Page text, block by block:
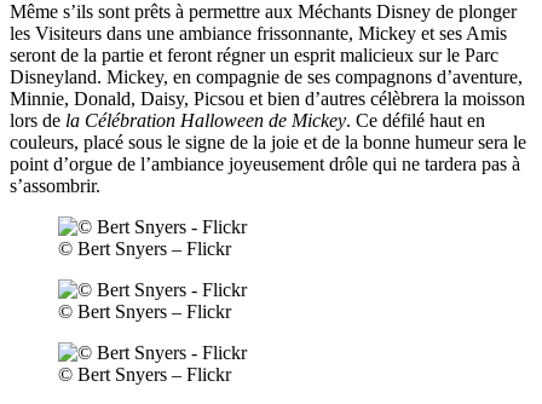
Même s’ils sont prêts à permettre aux Méchants Disney de plonger
les Visiteurs dans une ambiance frissonnante, Mickey et ses Amis
seront de la partie et feront régner un esprit malicieux sur le Parc
Disneyland. Mickey, en compagnie de ses compagnons d’aventure,
Minnie, Donald, Daisy, Picsou et bien d’autres célèbrera la moisson
lors de la Célébration Halloween de Mickey. Ce défilé haut en
couleurs, placé sous le signe de la joie et de la bonne humeur sera le
point d’orgue de l’ambiance joyeusement drôle qui ne tardera pas à
s’assombrir.
© Bert Snyers – Flickr
© Bert Snyers – Flickr
© Bert Snyers – Flickr